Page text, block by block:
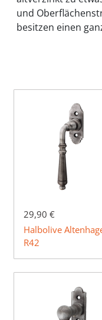
und
besitzen einen
29,90 €
Halbolive
R42